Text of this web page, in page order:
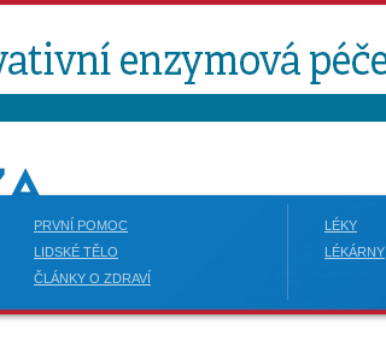
PRVNÍ POMOC
LIDSKÉ TĚLO
ČLÁNKY O ZDRAVÍ
LÉKY
LÉKÁRNY